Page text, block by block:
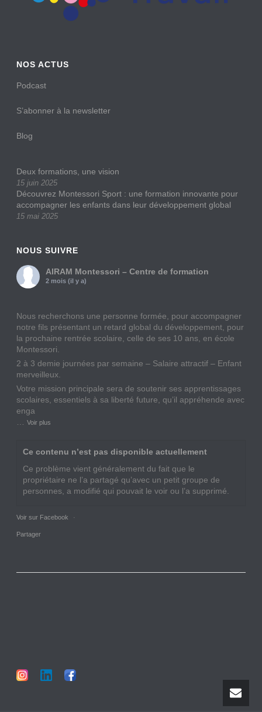
NOS ACTUS
Podcast
S’abonner à la newsletter
Blog
Deux formations, une vision
15 juin 2025
Découvrez Montessori Sport : une formation innovante pour
accompagner les enfants dans leur développement global
15 mai 2025
NOUS SUIVRE
AIRAM Montessori – Centre de formation
2 mois (il y a)
Nous recherchons une personne formée, pour accompagner
notre fils présentant un retard global du développement, pour
la prochaine rentrée scolaire, celle de ses 10 ans, en école
Montessori.
2 à 3 demie journées par semaine – Salaire attractif – Enfant
merveilleux.
Votre mission principale sera de soutenir ses apprentissages
scolaires, essentiels à sa liberté future, qu’il appréhende avec
enga
…Voir plus
Ce contenu n’est pas disponible actuellement
Ce problème vient généralement du fait que le
propriétaire ne l’a partagé qu’avec un petit groupe de
personnes, a modifié qui pouvait le voir ou l’a supprimé.
Voir sur Facebook ·
Partager